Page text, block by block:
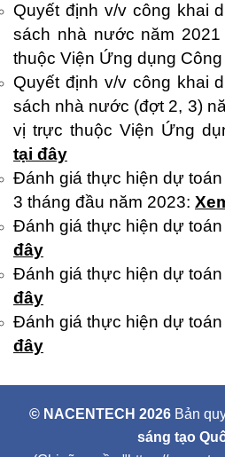
Quyết định v/v công khai
sách nhà nước năm
thuộc Viện Ứng dụng
Quyết định v/v công khai
sách nhà nước (đợt 2, 3)
vị trực thuộc Viện Ứng
tại đây
Đánh giá thực hiện dự
3 tháng đầu năm 2023:
Đánh giá thực hiện dự toán
đây
Đánh giá thực hiện dự toán
đây
Đánh giá thực hiện dự toán
đây
© NACENTECH 2026Bản
sáng tạo